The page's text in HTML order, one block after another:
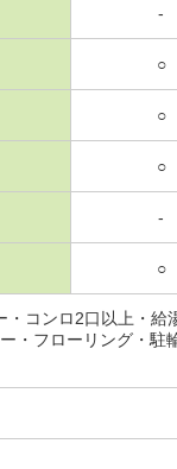
-
○
○
○
-
○
コンロ2口以上・
・フローリング・